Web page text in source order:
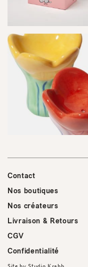
Contact
Nos boutiques
Nos créateurs
Livraison & Retours
CGV
Confidentialité